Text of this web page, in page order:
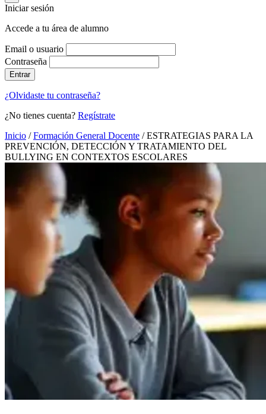
Iniciar sesión
Accede a tu área de alumno
Email o usuario
Contraseña
Entrar
¿Olvidaste tu contraseña?
¿No tienes cuenta? Regístrate
Inicio / Formación General Docente /ESTRATEGIAS PARA LA
PREVENCIÓN, DETECCIÓN Y TRATAMIENTO DEL
BULLYING EN CONTEXTOS ESCOLARES